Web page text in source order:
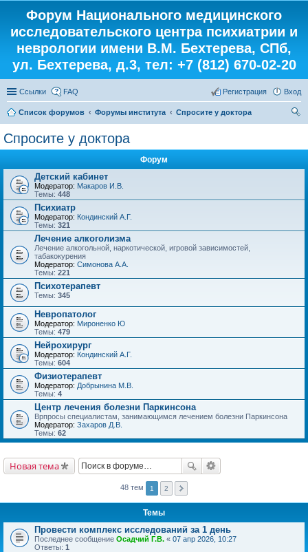
Форум Национального медицинского
исследовательского центра психиатрии и
неврологии имени В.М. Бехтерева, СПб,
ул. Бехтерева, д.3, тел: +7 (812) 670-02-20
Ссылки FAQ Вход
Регистрация
Список форумов Форумы института
Спросите у доктора
Спросите у доктора
Форум
Детский кабинет
Модератор: Макаров И.В.
Темы: 448
Психиатр
Модератор: Кондинский А.Г.
Темы: 321
Лечение алкоголизма
Лечение алкогольной, наркотической, игровой зависимостей,
табакокурения
Модератор: Симонова А.А.
Темы: 221
Психотерапевт
Темы: 345
Невропатолог
Модератор: Мироненко Ю
Темы: 479
Нейрохирург
Модератор: Кондинский А.Г.
Темы: 604
Физиотерапевт
Модератор: Добрынина М.В.
Темы: 4
Центр лечения болезни Паркинсона
Врпросы специалистам, занимающимся лечением болезни Паркинсона
Модератор: Захаров Д.В.
Темы: 62
Новая тема
48 тем 1 2
Темы
Провести комплекс исследований за 1 день
Последнее сообщение Осадчий Г.В. « 07 апр 2026, 10:27
Ответы: 1